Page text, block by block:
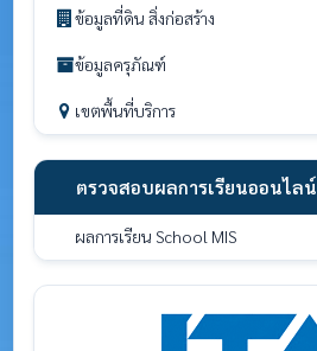
ข้อมูลที่ดิน สิ่งก่อสร้าง
ข้อมูลครุภัณฑ์
เขตพื้นที่บริการ
ตรวจสอบผลการเรียนออนไลน์
ผลการเรียน School MIS